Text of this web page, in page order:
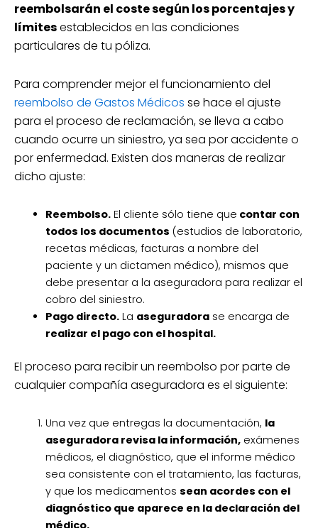
reembolsarán el coste según los porcentajes y
límitesestablecidos en las condiciones
particulares de tu póliza.
Para comprender mejor el funcionamiento del
reembolso de Gastos Médicos se hace el ajuste
para el proceso de reclamación, se lleva a cabo
cuando ocurre un siniestro, ya sea por accidente o
por enfermedad. Existen dos maneras de realizar
dicho ajuste:
Reembolso.El cliente sólo tiene que contar con
todos los documentos (estudios de laboratorio,
recetas médicas, facturas a nombre del
paciente y un dictamen médico), mismos que
debe presentar a la aseguradora para realizar el
cobro del siniestro.
Pago directo.La aseguradorase encarga de
realizar el pago con el hospital.
El proceso para recibir un reembolso por parte de
cualquier compañía aseguradora es el siguiente:
Una vez que entregas la documentación, la
aseguradora revisa la información,exámenes
médicos, el diagnóstico, que el informe médico
sea consistente con el tratamiento, las facturas,
y que los medicamentos sean acordes con el
diagnóstico que aparece en la declaración del